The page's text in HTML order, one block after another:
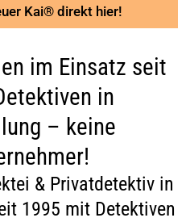
Kai® direkt hier!
im Einsatz seit
in
– keine
& Privatdetektiv in
1995 mit Detektiven